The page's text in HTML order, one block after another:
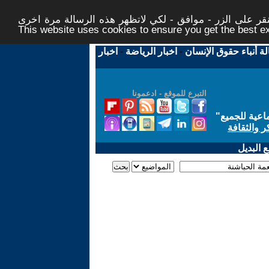
على الزر - موافق - لكي لاتظهر هذه الرسالة مرة اخرى -
This website uses cookies to ensure you get the best
أنباء حقوق الإنسان - اخبار الرياضة - اخبار
التبرع للموقع - ادعمونا
للجميع"
والثقافة
البديل